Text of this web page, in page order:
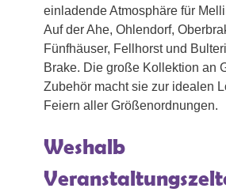
einladende Atmosphäre für
Auf der Ahe, Ohlendorf,
Fünfhäuser, Fellhorst und
Brake. Die große Kollektion an
Zubehör macht sie zur idealen
Feiern aller Größenordnungen.
Weshalb